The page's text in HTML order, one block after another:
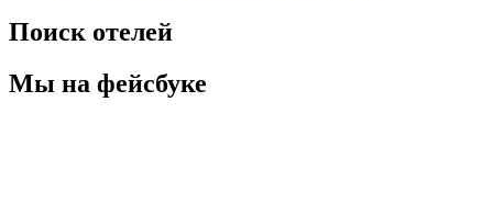
Поиск отелей
Мы на фейсбуке